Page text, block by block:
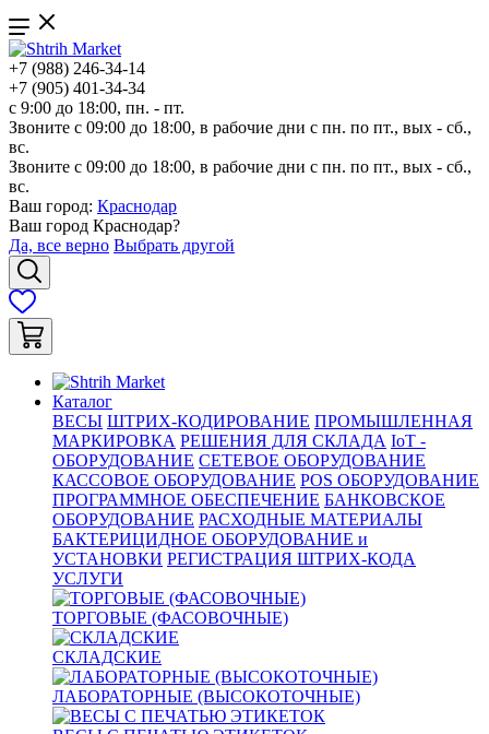
+7 (988) 246-34-14
+7 (905) 401-34-34
с 9:00 до 18:00, пн. - пт.
Звоните с 09:00 до 18:00, в рабочие дни с пн. по пт., вых - сб.,
вс.
Звоните с 09:00 до 18:00, в рабочие дни с пн. по пт., вых - сб.,
вс.
Ваш город: Краснодар
Ваш город Краснодар?
Да, все верно Выбрать другой
Каталог
ВЕСЫ ШТРИХ-КОДИРОВАНИЕ ПРОМЫШЛЕННАЯ
МАРКИРОВКА РЕШЕНИЯ ДЛЯ СКЛАДА IoT -
ОБОРУДОВАНИЕ СЕТЕВОЕ ОБОРУДОВАНИЕ
КАССОВОЕ ОБОРУДОВАНИЕ POS ОБОРУДОВАНИЕ
ПРОГРАММНОЕ ОБЕСПЕЧЕНИЕ БАНКОВСКОЕ
ОБОРУДОВАНИЕ РАСХОДНЫЕ МАТЕРИАЛЫ
БАКТЕРИЦИДНОЕ ОБОРУДОВАНИЕ и
УСТАНОВКИ РЕГИСТРАЦИЯ ШТРИХ-КОДА
УСЛУГИ
ТОРГОВЫЕ (ФАСОВОЧНЫЕ)
СКЛАДСКИЕ
ЛАБОРАТОРНЫЕ (ВЫСОКОТОЧНЫЕ)